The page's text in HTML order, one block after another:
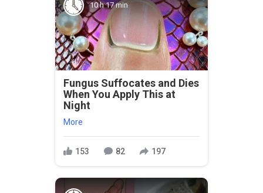
10 h 17 min
Fungus Suffocates and Dies
When You Apply This at
Night
More
153 82 197